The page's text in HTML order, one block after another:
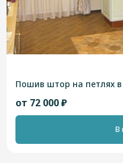
Пошив штор на петлях в
от 72 000 ₽
В